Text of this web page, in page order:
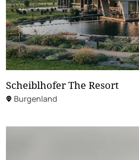
Scheiblhofer The Resort
Burgenland